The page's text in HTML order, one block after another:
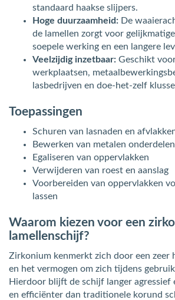
standaard haakse slijpers.
Hoge duurzaamheid: De
de lamellen zorgt voor
soepele werking en een langere
Veelzijdig inzetbaar: Geschikt
werkplaatsen,
lasbedrijven en doe-het-zelf
Toepassingen
Schuren van lasnaden en
Bewerken van metalen onderdelen
Egaliseren van oppervlakken
Verwijderen van roest en aanslag
Voorbereiden van oppervlakken
lassen
Waarom kiezen voor een
lamellenschijf?
Zirkonium kenmerkt zich door een zeer
en het vermogen om zich tijdens
Hierdoor blijft de schijf langer agressief
en efficiënter dan traditionele korund